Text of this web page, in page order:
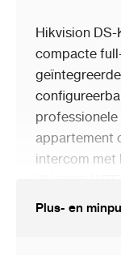
Hikvision DS-
compacte
appartement
intercom met
KH6320-
7 inch groot
Plus- en